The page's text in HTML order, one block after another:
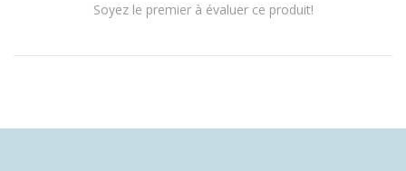
Soyez le premier à évaluer ce produit!